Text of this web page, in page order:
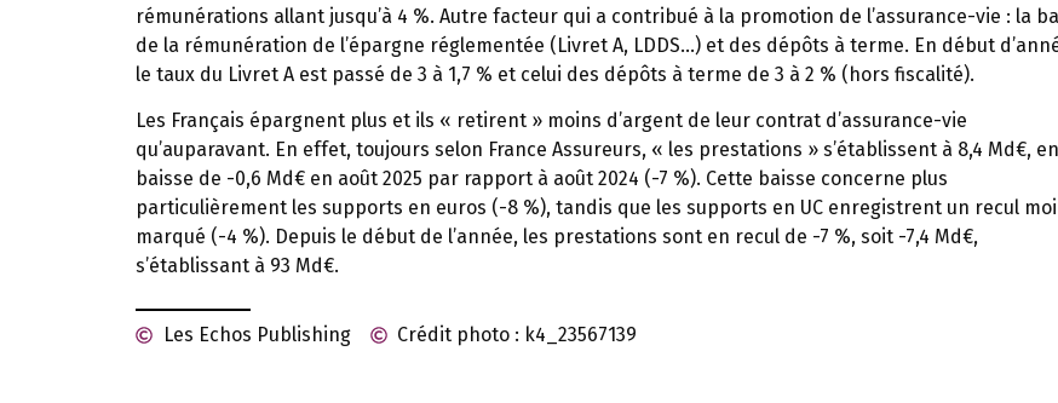
rémunérations allant jusqu’à 4 %. Autre facteur qui a contribué à la promotion de l’assurance-vie : la
de la rémunération de l’épargne réglementée (Livret A, LDDS…) et des dépôts à terme. En début
le taux du Livret A est passé de 3 à 1,7 % et celui des dépôts à terme de 3 à 2 % (hors fiscalité).
Les Français épargnent plus et ils « retirent » moins d’argent de leur contrat d’assurance-vie
qu’auparavant. En effet, toujours selon France Assureurs, « les prestations » s’établissent à 8,4 Md€, en
baisse de -0,6 Md€ en août 2025 par rapport à août 2024 (-7 %). Cette baisse concerne plus
particulièrement les supports en euros (-8 %), tandis que les supports en UC enregistrent un recul
marqué (-4 %). Depuis le début de l’année, les prestations sont en recul de -7 %, soit -7,4 Md€,
s’établissant à 93 Md€.
Les Echos Publishing Crédit photo : k4_23567139